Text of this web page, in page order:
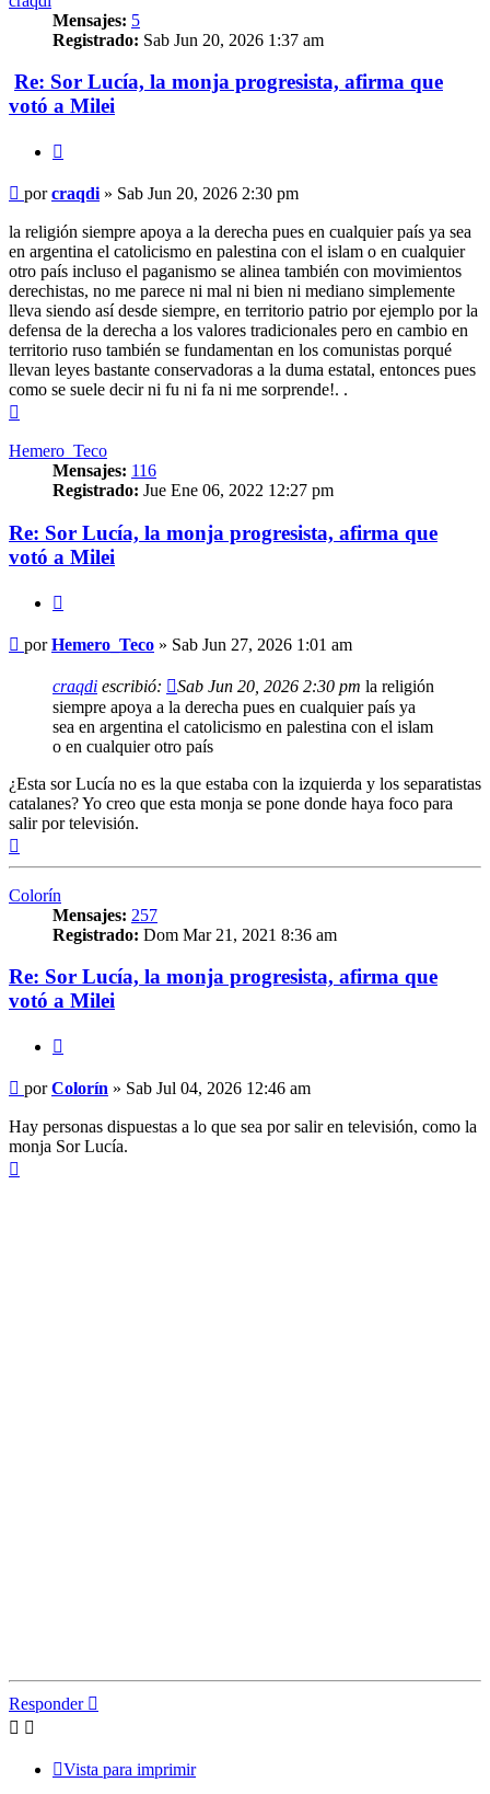
Mensajes: 5
Registrado: Sab Jun 20, 2026 1:37 am
Re: Sor Lucía, la monja progresista, afirma que
votó a Milei
Mensaje
porcraqdi » Sab Jun 20, 2026 2:30 pm
la religión siempre apoya a la derecha pues en cualquier país ya sea
en argentina el catolicismo en palestina con el islam o en cualquier
otro país incluso el paganismo se alinea también con movimientos
derechistas, no me parece ni mal ni bien ni mediano simplemente
lleva siendo así desde siempre, en territorio patrio por ejemplo por la
defensa de la derecha a los valores tradicionales pero en cambio en
territorio ruso también se fundamentan en los comunistas porqué
llevan leyes bastante conservadoras a la duma estatal, entonces pues
como se suele decir ni fu ni fa ni me sorprende!. .
Hemero_Teco
Mensajes: 116
Registrado: Jue Ene 06, 2022 12:27 pm
Re: Sor Lucía, la monja progresista, afirma que
votó a Milei
Mensaje
porHemero_Teco » Sab Jun 27, 2026 1:01 am
craqdi escribió: Sab Jun 20, 2026 2:30 pm la religión
siempre apoya a la derecha pues en cualquier país ya
sea en argentina el catolicismo en palestina con el islam
o en cualquier otro país
¿Esta sor Lucía no es la que estaba con la izquierda y los separatistas
catalanes? Yo creo que esta monja se pone donde haya foco para
salir por televisión.
Colorín
Mensajes: 257
Registrado: Dom Mar 21, 2021 8:36 am
Re: Sor Lucía, la monja progresista, afirma que
votó a Milei
Mensaje
porColorín » Sab Jul 04, 2026 12:46 am
Hay personas dispuestas a lo que sea por salir en televisión, como la
monja Sor Lucía.
Responder
Vista para imprimir